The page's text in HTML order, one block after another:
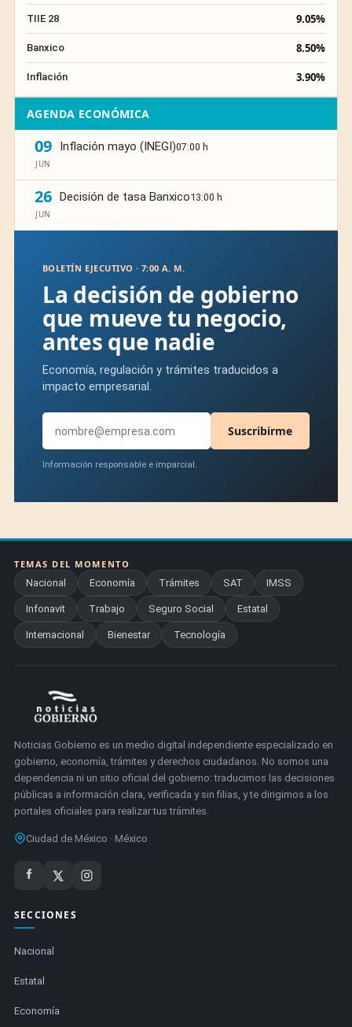
TIIE 28 9.05%
Banxico 8.50%
Inflación 3.90%
AGENDA ECONÓMICA
09
JUN
Inflación mayo (INEGI)07:00 h
26
JUN
Decisión de tasa Banxico13:00 h
BOLETÍN EJECUTIVO · 7:00 A. M.
La decisión de gobierno
que mueve tu negocio,
antes que nadie
Economía, regulación y trámites traducidos a
impacto empresarial.
Suscribirme
Información responsable e imparcial.
TEMAS DEL MOMENTO
Nacional
Economía Trámites SAT IMSS
Infonavit Trabajo Seguro Social Estatal
Internacional Bienestar Tecnología
Noticias Gobierno es un medio digital independiente especializado en
gobierno, economía, trámites y derechos ciudadanos. No somos una
dependencia ni un sitio oficial del gobierno: traducimos las decisiones
públicas a información clara, verificada y sin filias, y te dirigimos a los
portales oficiales para realizar tus trámites.
Ciudad de México · México
SECCIONES
Nacional
Estatal
Economía